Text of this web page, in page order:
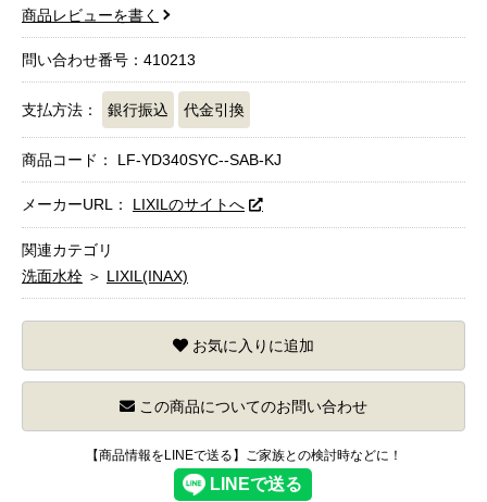
商品レビューを書く
問い合わせ番号：410213
支払方法： 銀行振込 代金引換
商品コード： LF-YD340SYC--SAB-KJ
メーカーURL： LIXILのサイトへ
関連カテゴリ
洗面水栓 ＞ LIXIL(INAX)
お気に入りに追加
この商品についてのお問い合わせ
【商品情報をLINEで送る】ご家族との検討時などに！